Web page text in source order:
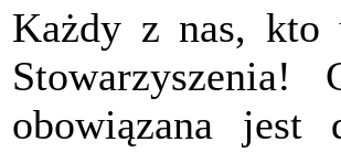
Każdy z nas, kto
Stowarzyszenia!
obowiązana jest